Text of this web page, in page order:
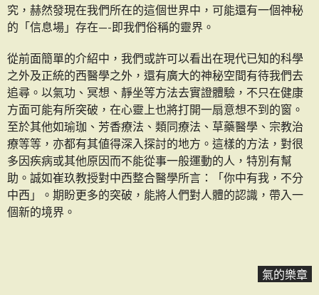
究，赫然發現在我們所在的這個世界中，可能還有一個神秘
的「信息場」存在—-即我們俗稱的靈界。
從前面簡單的介紹中，我們或許可以看出在現代已知的科學
之外及正統的西醫學之外，還有廣大的神秘空間有待我們去
追尋。以氣功、冥想、靜坐等方法去實證體驗，不只在健康
方面可能有所突破，在心靈上也將打開一扇意想不到的窗。
至於其他如瑜珈、芳香療法、類同療法、草藥醫學、宗教治
療等等，亦都有其値得深入探討的地方。這樣的方法，對很
多因疾病或其他原因而不能從事一般運動的人，特別有幫
助。誠如崔玖教授對中西整合醫學所言：「你中有我，不分
中西」。期盼更多的突破，能將人們對人體的認識，帶入一
個新的境界。
氣的樂章